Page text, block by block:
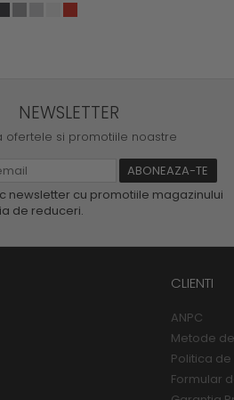
NEWSLETTER
ofertele si promotiile noastre
newsletter cu promotiile magazinului
de reduceri.
CLIENTI
ANPC
Metode
Politica de
Formular